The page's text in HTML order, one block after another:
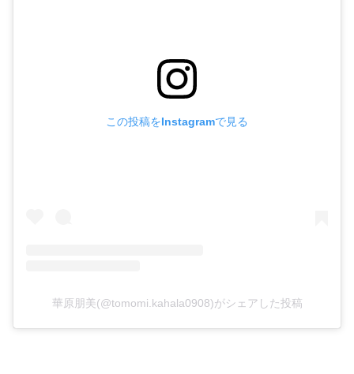
この投稿をInstagramで見る
華原朋美(@tomomi.kahala0908)がシェアした投稿